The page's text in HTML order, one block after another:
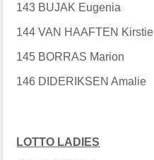
143 BUJAK Eugenia
144 VAN HAAFTEN Kirstie
145 BORRAS Marion
146 DIDERIKSEN Amalie
LOTTO LADIES